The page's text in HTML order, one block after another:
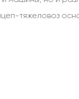
тяжеловоз